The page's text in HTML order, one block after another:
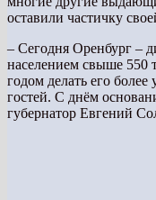
оставили частичку
– Сегодня Оренбург –
населением свыше 550
годом делать его
гостей. С днём
губернатор Евгений